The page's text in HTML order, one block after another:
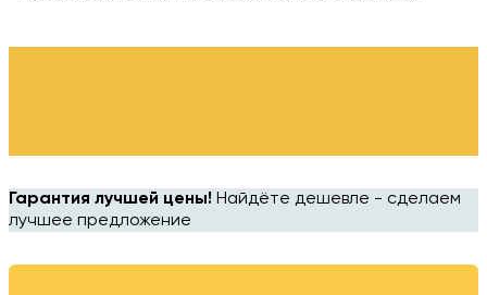
Гарантия лучшей цены! Найдёте дешевле - сделаем
лучшее предложение